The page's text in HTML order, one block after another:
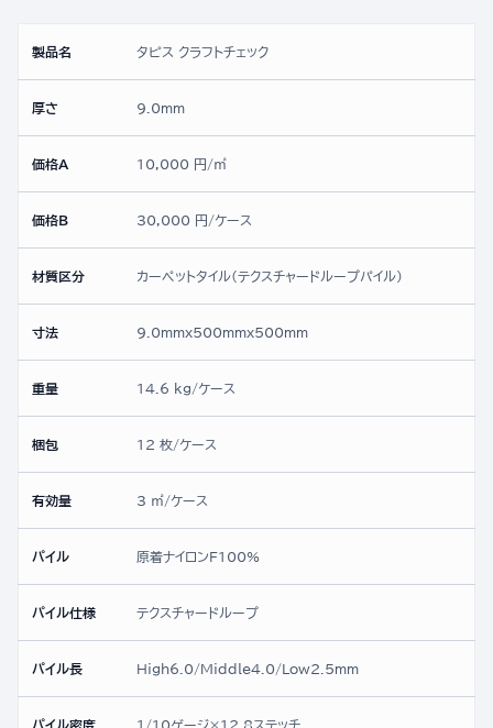
製品名 タピス クラフトチェック
厚さ 9.0mm
価格A 10,000 円/㎡
価格B 30,000 円/ケース
材質区分 カーペットタイル(テクスチャードループパイル)
寸法 9.0mmx500mmx500mm
重量 14.6 kg/ケース
梱包 12 枚/ケース
有効量 3 ㎡/ケース
パイル 原着ナイロンF100%
パイル仕様 テクスチャードループ
パイル長 High6.0/Middle4.0/Low2.5mm
パイル密度 1/10ゲージ×12.8ステッチ